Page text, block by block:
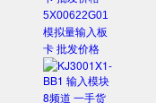
5X00622G01
模拟量输入板
卡 批发价格